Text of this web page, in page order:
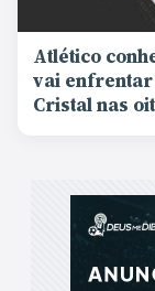
Atlético
vai enfrentar
Cristal nas